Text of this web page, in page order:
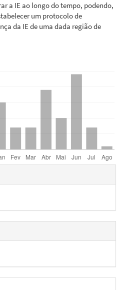
a IE ao longo do tempo, podendo,
um protocolo de
da IE de uma dada região de